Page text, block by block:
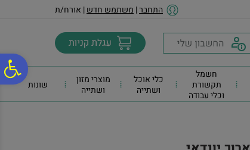
נגישות
אתר
המרכזי
התחבר| משתמש חדש| אורח/ת
חשמל
תקשורת
וכלי עבודה
כלי אוכל
ושתייה
מוצרי מזון
ושתייה
שונות